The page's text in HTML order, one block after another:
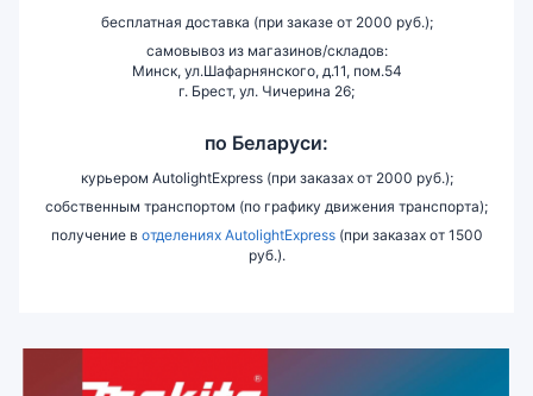
бесплатная доставка (при заказе от 2000 руб.);
самовывоз из магазинов/складов:
Минск, ул.Шафарнянского, д.11, пом.54
г. Брест, ул. Чичерина 26;
по Беларуси:
курьером AutolightExpress (при заказах от 2000 руб.);
собственным транспортом (по графику движения транспорта);
получение в отделениях AutolightExpress(при заказах от 1500
руб.).